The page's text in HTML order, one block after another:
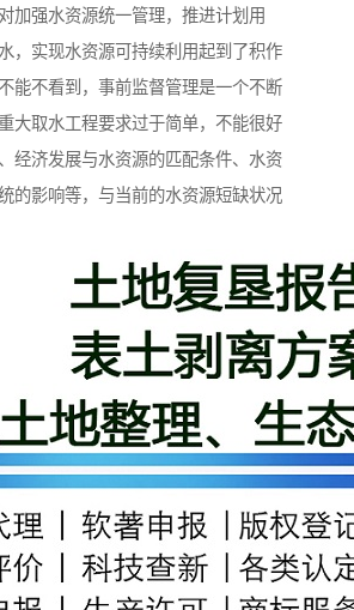
加强水资源统一管理，推进计划用
，实现水资源可持续利用起到了积作
能不看到，事前监督管理是一个不断
大取水工程要求过于简单，不能很好
经济发展与水资源的匹配条件、水资
的影响等，与当前的水资源短缺状况